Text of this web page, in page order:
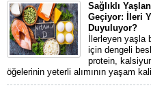
Sağlıklı
Geçiyor: İleri
Duyuluyor?
İlerleyen
için dengeli
protein,
öğelerinin yeterli alımının yaşam